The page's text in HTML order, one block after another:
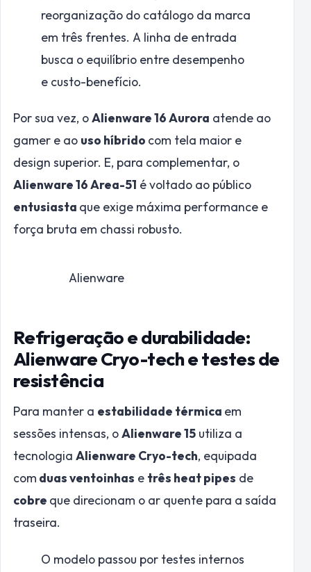
reorganização do catálogo da marca
em três frentes. A linha de entrada
busca o equilíbrio entre desempenho
e custo-benefício.
Por sua vez, oAlienware 16 Aurora atende ao
gamer e ao uso híbrido com tela maior e
design superior. E, para complementar, o
Alienware 16 Area-51 é voltado ao público
entusiasta que exige máxima performance e
força bruta em chassi robusto.
Alienware
Refrigeração e durabilidade:
Alienware Cryo-tech e testes de
resistência
Para manter a estabilidade térmica em
sessões intensas, oAlienware 15 utiliza a
tecnologia Alienware Cryo-tech, equipada
com duas ventoinhas e três heat pipes de
cobre que direcionam o ar quente para a saída
traseira.
O modelo passou por testes internos